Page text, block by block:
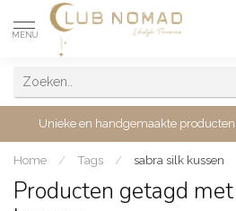
MENU
Unieke en handgemaakte
Home / Tags / sabra silk kussen
Producten getagd